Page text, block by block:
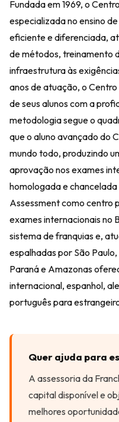
Fundada em 1969, o
especializada no ensino
eficiente e diferenciada,
de métodos, treinamento
infraestrutura às
anos de atuação, o
de seus alunos com a
metodologia segue o
que o aluno avançado do
mundo todo, produzindo
aprovação nos exames
homologada e
Assessment como centro
exames internacionais no
sistema de franquias e,
espalhadas por São
Paraná e Amazonas
internacional, espanhol,
português para
Quer ajuda para
A assessoria da
capital disponível e
melhores